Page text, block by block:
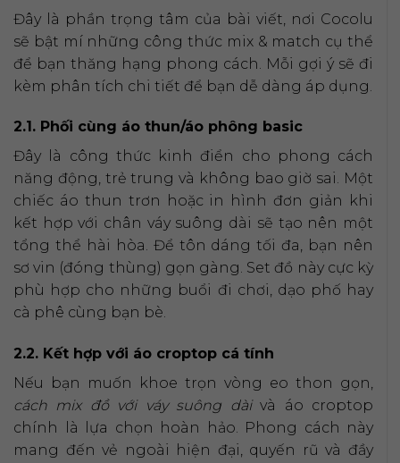
Đây là phần trọng tâm của bài viết, nơi Cocolu
sẽ bật mí những công thức mix & match cụ thể
để bạn thăng hạng phong cách. Mỗi gợi ý sẽ đi
kèm phân tích chi tiết để bạn dễ dàng áp dụng.
2.1. Phối cùng áo thun/áo phông basic
Đây là công thức kinh điển cho phong cách
năng động, trẻ trung và không bao giờ sai. Một
chiếc áo thun trơn hoặc in hình đơn giản khi
kết hợp với chân váy suông dài sẽ tạo nên một
tổng thể hài hòa. Để tôn dáng tối đa, bạn nên
sơ vin (đóng thùng) gọn gàng. Set đồ này cực kỳ
phù hợp cho những buổi đi chơi, dạo phố hay
cà phê cùng bạn bè.
2.2. Kết hợp với áo croptop cá tính
Nếu bạn muốn khoe trọn vòng eo thon gọn,
cách mix đồ với váy suông dàivà áo croptop
chính là lựa chọn hoàn hảo. Phong cách này
mang đến vẻ ngoài hiện đại, quyến rũ và đầy